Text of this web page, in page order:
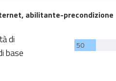
abilitante-precondizione
di
base
50